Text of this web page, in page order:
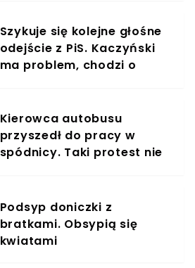
Szykuje się kolejne głośne
odejście z PiS. Kaczyński
ma problem, chodzi o
Kierowca autobusu
przyszedł do pracy w
spódnicy. Taki protest nie
Podsyp doniczki z
bratkami. Obsypią się
kwiatami